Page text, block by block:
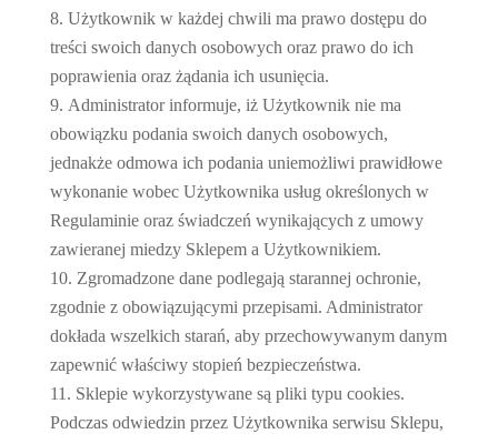
Użytkownik w każdej chwili ma prawo dostępu do
treści swoich danych osobowych oraz prawo do ich
poprawienia oraz żądania ich usunięcia.
Administrator informuje, iż Użytkownik nie ma
obowiązku podania swoich danych osobowych,
jednakże odmowa ich podania uniemożliwi prawidłowe
wykonanie wobec Użytkownika usług określonych w
Regulaminie oraz świadczeń wynikających z umowy
zawieranej miedzy Sklepem a Użytkownikiem.
Zgromadzone dane podlegają starannej ochronie,
zgodnie z obowiązującymi przepisami. Administrator
dokłada wszelkich starań, aby przechowywanym danym
zapewnić właściwy stopień bezpieczeństwa.
Sklepie wykorzystywane są pliki typu cookies.
Podczas odwiedzin przez Użytkownika serwisu Sklepu,